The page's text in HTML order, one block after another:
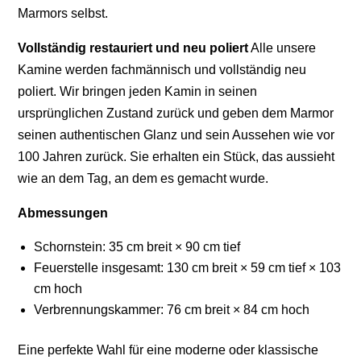
Marmors selbst.
Vollständig restauriert und neu poliertAlle unsere
Kamine werden fachmännisch und vollständig neu
poliert. Wir bringen jeden Kamin in seinen
ursprünglichen Zustand zurück und geben dem Marmor
seinen authentischen Glanz und sein Aussehen wie vor
100 Jahren zurück. Sie erhalten ein Stück, das aussieht
wie an dem Tag, an dem es gemacht wurde.
Abmessungen
Schornstein: 35 cm breit × 90 cm tief
Feuerstelle insgesamt: 130 cm breit × 59 cm tief × 103
cm hoch
Verbrennungskammer: 76 cm breit × 84 cm hoch
Eine perfekte Wahl für eine moderne oder klassische